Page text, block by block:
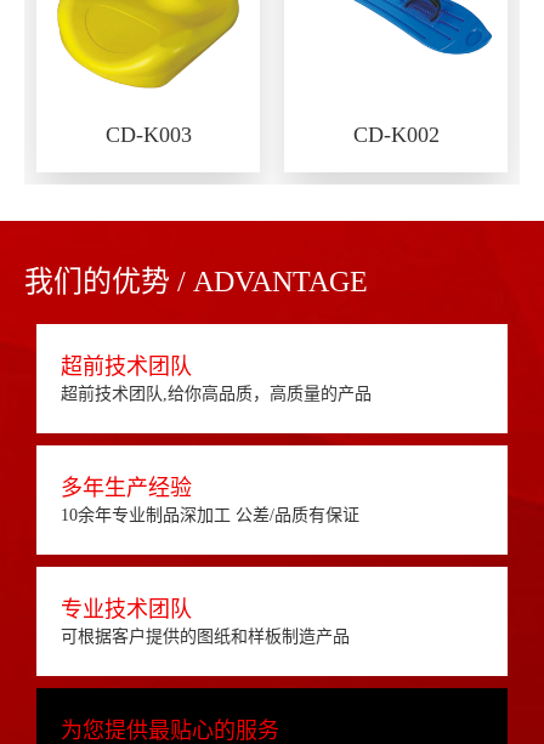
CD-K003 CD-K002
我们的优势 / ADVANTAGE
超前技术团队
超前技术团队,给你高品质，高质量的产品
多年生产经验
10余年专业制品深加工 公差/品质有保证
专业技术团队
可根据客户提供的图纸和样板制造产品
为您提供最贴心的服务